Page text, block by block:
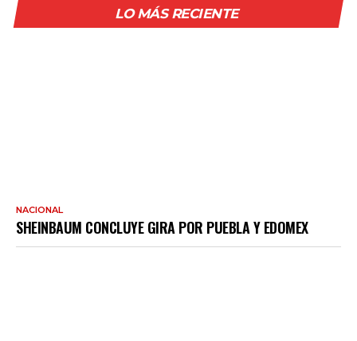
LO MÁS RECIENTE
NACIONAL
SHEINBAUM CONCLUYE GIRA POR PUEBLA Y EDOMEX